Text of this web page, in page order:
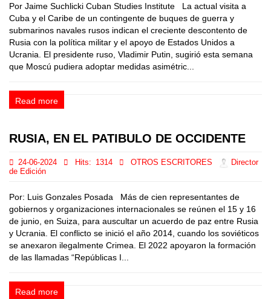
Por Jaime Suchlicki Cuban Studies Institute La actual visita a
Cuba y el Caribe de un contingente de buques de guerra y
submarinos navales rusos indican el creciente descontento de
Rusia con la política militar y el apoyo de Estados Unidos a
Ucrania. El presidente ruso, Vladimir Putin, sugirió esta semana
que Moscú pudiera adoptar medidas asimétric...
Read more
RUSIA, EN EL PATIBULO DE OCCIDENTE
24-06-2024 Hits: 1314 OTROS ESCRITORES
Director
de Edición
Por: Luis Gonzales Posada Más de cien representantes de
gobiernos y organizaciones internacionales se reúnen el 15 y 16
de junio, en Suiza, para auscultar un acuerdo de paz entre Rusia
y Ucrania. El conflicto se inició el año 2014, cuando los soviéticos
se anexaron ilegalmente Crimea. El 2022 apoyaron la formación
de las llamadas “Repúblicas I...
Read more